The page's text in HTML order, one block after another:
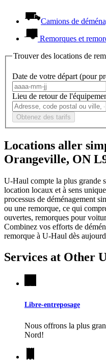
Camions de
Remorques et
Trouver des locations de
Date de votre départ (pour
Lieu de retour de
Obtenez des tarifs
Locations aller
Orangeville, ON
U-Haul compte la plus grande
location locaux et à sens
processus de déménagement
ou une remorque, ce qui
ouvertes, remorques pour
Combinez vos efforts de
remorque à U-Haul dès
Services at Other
Libre-entreposage
Nous offrons la plus
Nord!